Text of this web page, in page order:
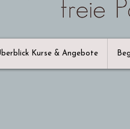
Kurse & Angebote